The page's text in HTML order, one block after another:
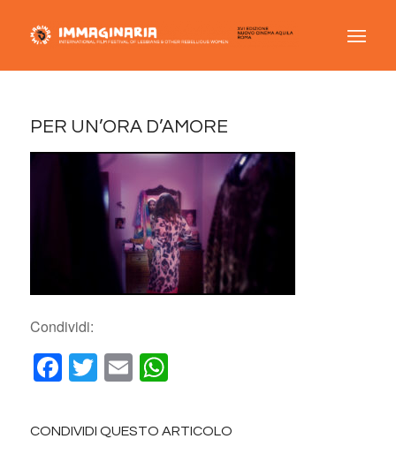
PER UN’ORA D’AMORE
Condividi:
Facebook
Twitter
EmailWhatsApp
CONDIVIDI QUESTO ARTICOLO